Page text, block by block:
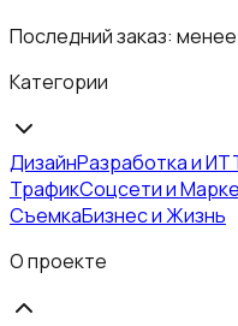
Последний заказ: менее
Категории
ДизайнРазработка и ИТ
ТрафикСоцсети и
СъемкаБизнес и Жизнь
О проекте